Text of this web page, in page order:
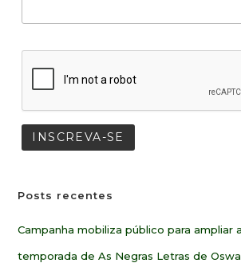
Posts recentes
Campanha mobiliza público para ampliar
temporada de As Negras Letras de